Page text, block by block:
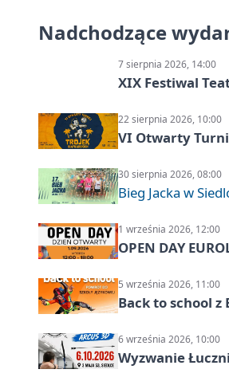
Nadchodzące
7 sierpnia 2026, 14:00
XIX Festiwal
22 sierpnia 2026, 10:00
VI Otwarty
30 sierpnia 2026, 08:00
Bieg Jacka w
1 września 2026, 12:00
OPEN DAY
5 września 2026, 11:00
Back to school
6 września 2026, 10:00
Wyzwanie